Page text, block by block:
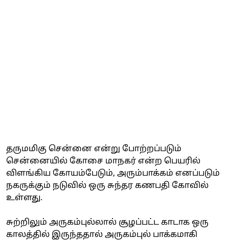
தருமமிகு சென்னை என்று போற்றப்படும்
சென்னையில் கோசை மாநகர் என்ற பெயரில்
விளங்கிய கோயம்பேடும், அரும்பாக்கம் எனப்படும்
நகருக்கும் நடுவில் ஒரு சுந்தர கணபதி கோவில்
உள்ளது.
சுற்றிலும் அருகம்புல்லால் சூழப்பட்ட காடாக ஒரு
காலத்தில் இருந்ததால் அருகம்புல் பாக்கமாகி